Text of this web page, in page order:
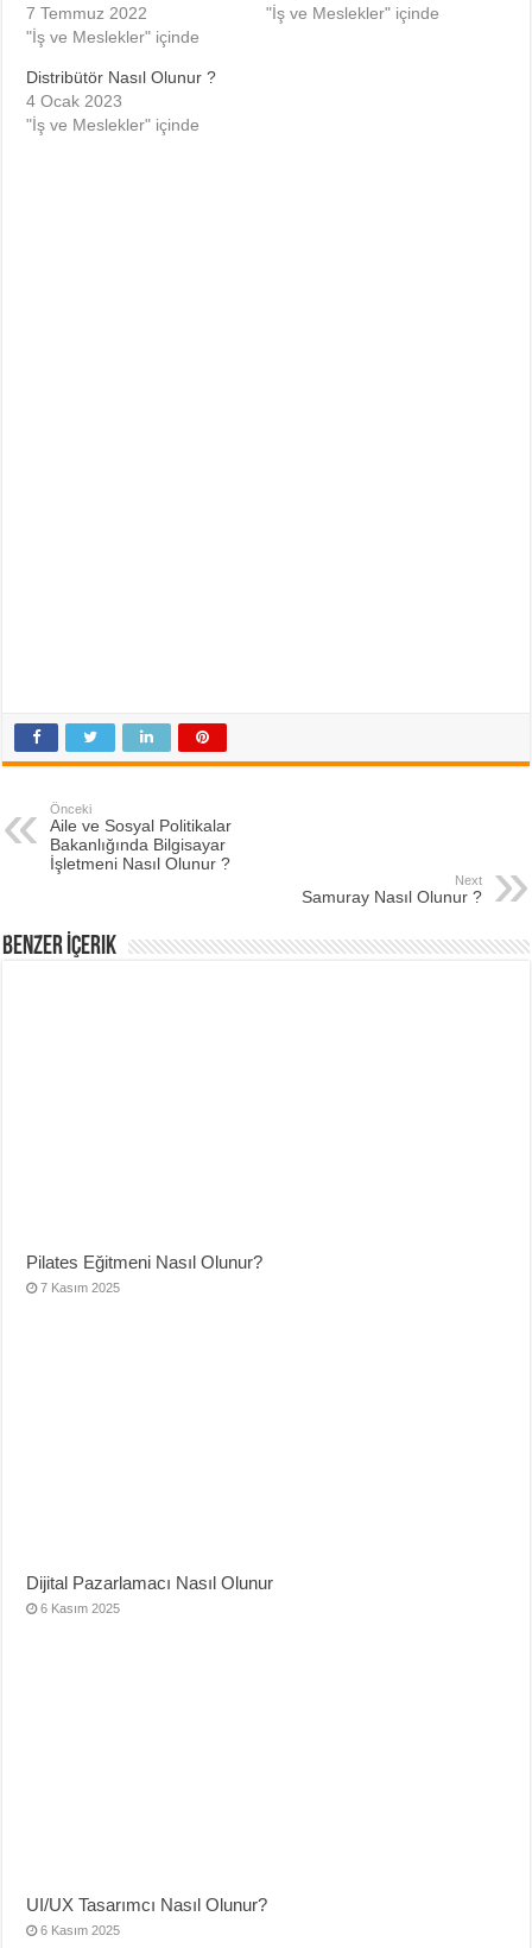
7 Temmuz 2022
"İş ve Meslekler" içinde
"İş ve Meslekler" içinde
Distribütör Nasıl Olunur ?
4 Ocak 2023
"İş ve Meslekler" içinde
Önceki
Aile ve Sosyal Politikalar
Bakanlığında Bilgisayar
İşletmeni Nasıl Olunur ?
Next
Samuray Nasıl Olunur ?
Benzer İçerik
Pilates Eğitmeni Nasıl Olunur?
7 Kasım 2025
Dijital Pazarlamacı Nasıl Olunur
6 Kasım 2025
UI/UX Tasarımcı Nasıl Olunur?
6 Kasım 2025